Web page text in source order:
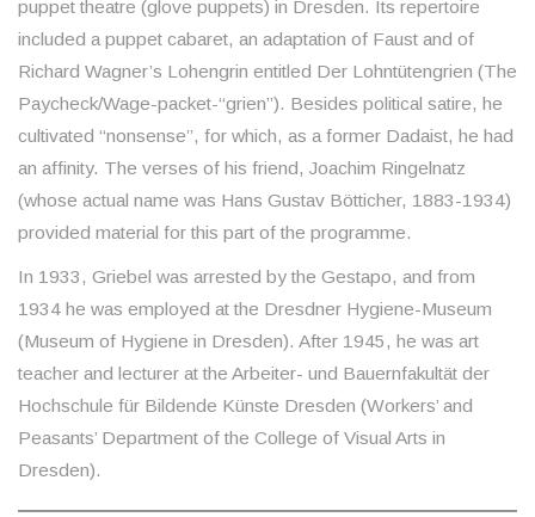
puppet theatre (glove puppets) in Dresden. Its repertoire
included a puppet cabaret, an adaptation of Faust and of
Richard Wagner’s Lohengrin entitled Der Lohntütengrien (The
Paycheck/Wage-packet-“grien”). Besides political satire, he
cultivated “nonsense”, for which, as a former Dadaist, he had
an affinity. The verses of his friend, Joachim Ringelnatz
(whose actual name was Hans Gustav Bötticher, 1883-1934)
provided material for this part of the programme.
In 1933, Griebel was arrested by the Gestapo, and from
1934 he was employed at the Dresdner Hygiene-Museum
(Museum of Hygiene in Dresden). After 1945, he was art
teacher and lecturer at the Arbeiter- und Bauernfakultät der
Hochschule für Bildende Künste Dresden (Workers’ and
Peasants’ Department of the College of Visual Arts in
Dresden).